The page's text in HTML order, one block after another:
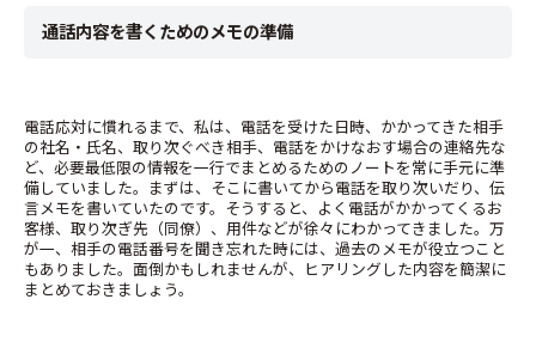
通話内容を書くためのメモの準備
電話応対に慣れるまで、私は、電話を受けた日時、かかってきた相手
の社名・氏名、取り次ぐべき相手、電話をかけなおす場合の連絡先な
ど、必要最低限の情報を一行でまとめるためのノートを常に手元に準
備していました。まずは、そこに書いてから電話を取り次いだり、伝
言メモを書いていたのです。そうすると、よく電話がかかってくるお
客様、取り次ぎ先（同僚）、用件などが徐々にわかってきました。万
が一、相手の電話番号を聞き忘れた時には、過去のメモが役立つこと
もありました。面倒かもしれませんが、ヒアリングした内容を簡潔に
まとめておきましょう。